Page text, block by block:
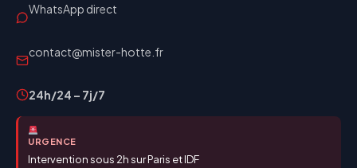
WhatsApp direct
contact@mister-hotte.fr
24h/24 – 7j/7
URGENCE
Intervention sous 2h sur Paris et IDF